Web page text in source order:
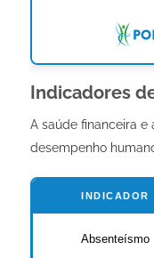
Indicadores
A saúde financeira
desempenho
INDICADOR
Absenteísmo